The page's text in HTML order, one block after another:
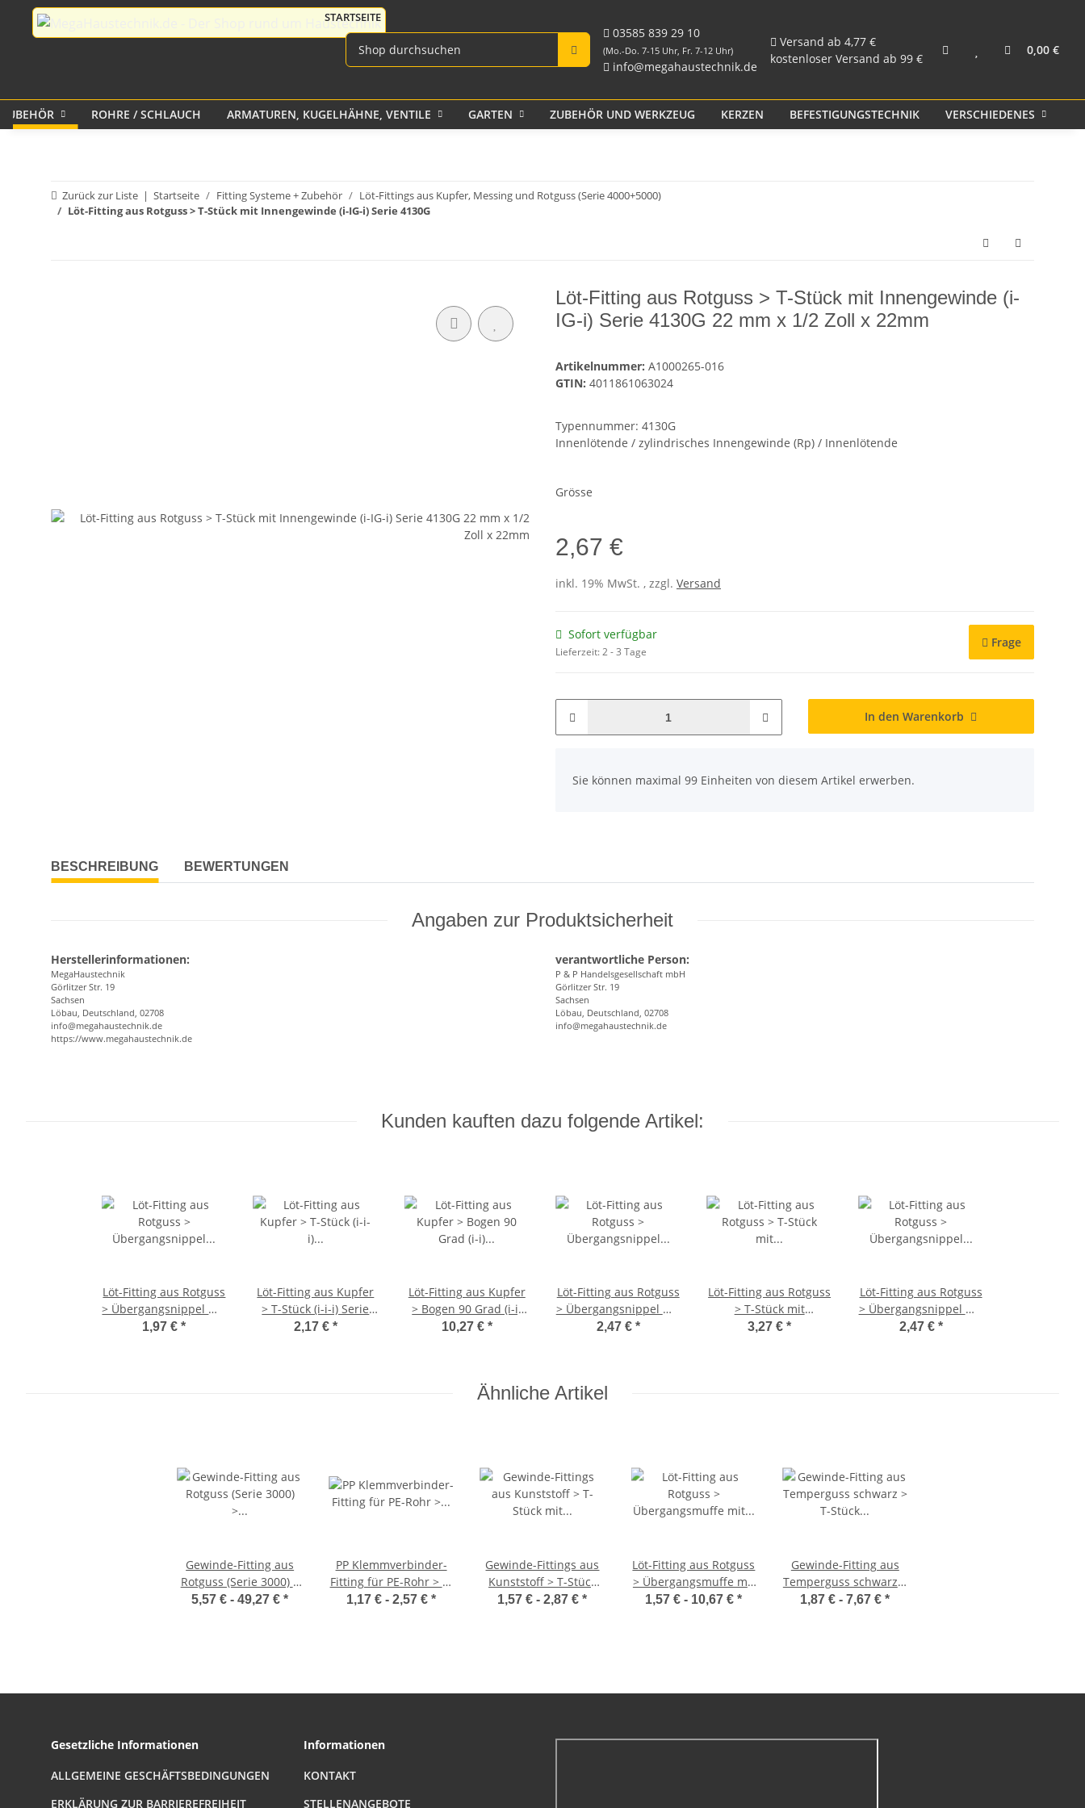
03585 839 29 10
(Mo.-Do. 7-15 Uhr, Fr. 7-12 Uhr)
info@megahaustechnik.de
Versand ab 4,77 €
kostenloser Versand ab 99 €
0,00 €
Druckluftkupplungen aus
Pneumatik Steck-Fittings
ROHRE / SCHLAUCH ARMATUREN, KUGELHÄHNE, VENTILE
Kugelhähne
Eckventile Geräteventile
GARTEN
Schlauchschellen
ZUBEHÖR UND WERKZEUG KERZEN BEFESTIGUNGSTECHNIK VERSCHIEDENES
FERNSEHEN
RECEIVER KABEL UND
HEIZKÖRPER UND
Zurück zur Liste Startseite Fitting Systeme + Zubehör
Löt-Fittings aus Kupfer, Messing und Rotguss (Serie 4000+5000)
Löt-Fitting aus Rotguss > T-Stück mit Innengewinde (i-IG-i) Serie 4130G
Löt-Fitting aus Rotguss > T-Stück mit Innengewinde (i-
IG-i) Serie 4130G 22 mm x 1/2 Zoll x 22mm
Artikelnummer: A1000265-016
GTIN: 4011861063024
Typennummer: 4130G
Innenlötende / zylindrisches Innengewinde (Rp) / Innenlötende
Grösse
2,67 €
inkl. 19% MwSt. , zzgl. Versand
Sofort verfügbar
Lieferzeit:2 - 3 Tage
Frage
In den Warenkorb
Sie können maximal 99 Einheiten von diesem Artikel erwerben.
BESCHREIBUNG BEWERTUNGEN
Angaben zur Produktsicherheit
Herstellerinformationen:
MegaHaustechnik
Görlitzer Str. 19
Sachsen
Löbau, Deutschland, 02708
info@megahaustechnik.de
https://www.megahaustechnik.de
verantwortliche Person:
P & P Handelsgesellschaft mbH
Görlitzer Str. 19
Sachsen
Löbau, Deutschland, 02708
info@megahaustechnik.de
Kunden kauften dazu folgende Artikel:
Löt-Fitting aus Rotguss
> Übergangsnippel mit
Außengewinde (i-AG)
1,97 €*
Löt-Fitting aus Kupfer
> T-Stück (i-i-i) Serie
5130 22 mm
2,17 € *
Löt-Fitting aus Kupfer
> Bogen 90 Grad (i-i)
Serie 5002A 22 mm 10
10,27 € *
Löt-Fitting aus Rotguss
> Übergangsnippel mit
Außengewinde (i-AG)
2,47 € *
Löt-Fitting aus Rotguss
> T-Stück mit
Innengewinde (i-IG-i)
3,27 €*
Löt-Fitting aus Rotguss
> Übergangsnippel mit
Außengewinde (i-AG)
2,47 € *
Ähnliche Artikel
Gewinde-Fitting aus
Rotguss (Serie 3000) >
T-Stück mit
5,57 € -49,27 €*
PP Klemmverbinder-
Fitting für PE-Rohr > T-
Stück mit
1,17 € -2,57 €*
Gewinde-Fittings aus
Kunststoff > T-Stück
mit Innengewinde (IG-
1,57 € -2,87 €*
Löt-Fitting aus Rotguss
> Übergangsmuffe mit
Innengewinde (i-IG)
1,57 € - 10,67 €*
Gewinde-Fitting aus
Temperguss schwarz >
T-Stück mit
1,87 € -7,67 €*
Gesetzliche Informationen
ALLGEMEINE GESCHÄFTSBEDINGUNGEN
ERKLÄRUNG ZUR BARRIEREFREIHEIT
Informationen
KONTAKT
STELLENANGEBOTE